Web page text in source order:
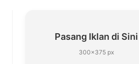
Pasang Iklan di Sini
300×375 px